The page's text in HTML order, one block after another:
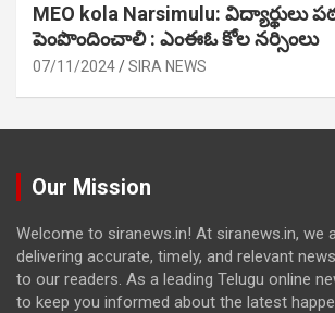
MEO kola Narsimulu: విద్యార్థులు
పెంపొందించాలి : ఎంఈఓ కోల నర్సింలు
07/11/2024 SIRA NEWS
Our Mission
Welcome to siranews.in! At siranews.in, we
delivering accurate, timely, and relevant
to our readers. As a leading Telugu online
to keep you informed about the latest